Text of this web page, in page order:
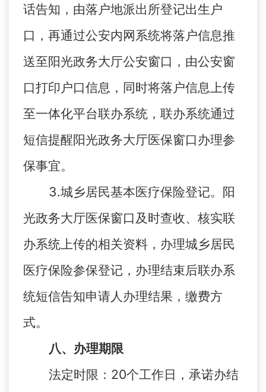
话告知，由落户地派出所登记出生户
口，再通过公安内网系统将落户信息推
送至阳光政务大厅公安窗口，由公安窗
口打印户口信息，同时将落户信息上传
至一体化平台联办系统，联办系统通过
短信提醒阳光政务大厅医保窗口办理参
保事宜。
3.城乡居民基本医疗保险登记。阳
光政务大厅医保窗口及时查收、核实联
办系统上传的相关资料，办理城乡居民
医疗保险参保登记，办理结束后联办系
统短信告知申请人办理结果，缴费方
式。
八、办理期限
法定时限：20个工作日，承诺办结